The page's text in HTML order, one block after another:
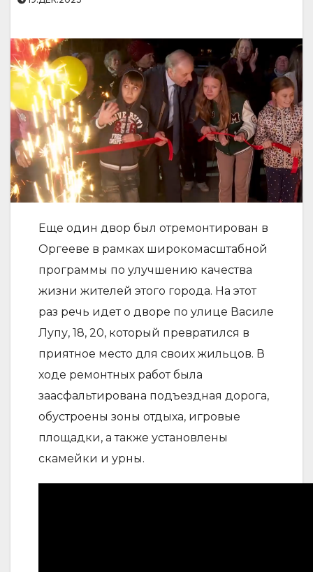
Еще один двор был отремонтирован в
Оргееве в рамках широкомасштабной
программы по улучшению качества
жизни жителей этого города. На этот
раз речь идет о дворе по улице Василе
Лупу, 18, 20, который превратился в
приятное место для своих жильцов. В
ходе ремонтных работ была
заасфальтирована подъездная дорога,
обустроены зоны отдыха, игровые
площадки, а также установлены
скамейки и урны.